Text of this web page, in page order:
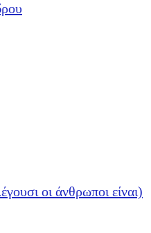
οι άνθρωποι είναι)